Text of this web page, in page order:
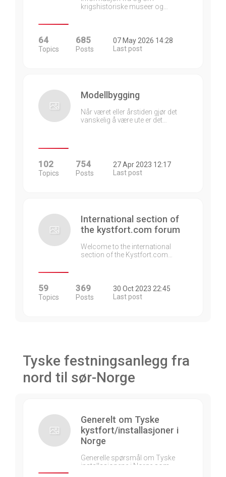
krigshistoriske museer og…
64
Topics
685
Posts
07 May 2026 14:28
Last post
Modellbygging
Når været eller årstiden gjør det
vanskelig å være ute er det…
102
Topics
754
Posts
27 Apr 2023 12:17
Last post
International section of
the kystfort.com forum
Welcome to the international
section of the Kystfort.com…
59
Topics
369
Posts
30 Oct 2023 22:45
Last post
Tyske festningsanlegg fra
nord til sør-Norge
Generelt om Tyske
kystfort/installasjoner i
Norge
Generelle spørsmål om Tyske
installasjonene i Norge som…